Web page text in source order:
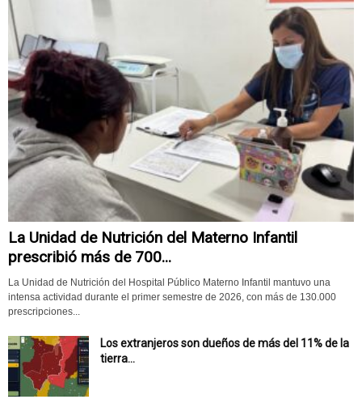
La Unidad de Nutrición del Materno Infantil
prescribió más de 700...
La Unidad de Nutrición del Hospital Público Materno Infantil mantuvo una
intensa actividad durante el primer semestre de 2026, con más de 130.000
prescripciones...
Los extranjeros son dueños de más del 11% de la
tierra...